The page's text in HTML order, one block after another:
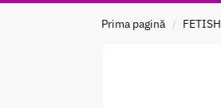
Prima pagină / FETISH